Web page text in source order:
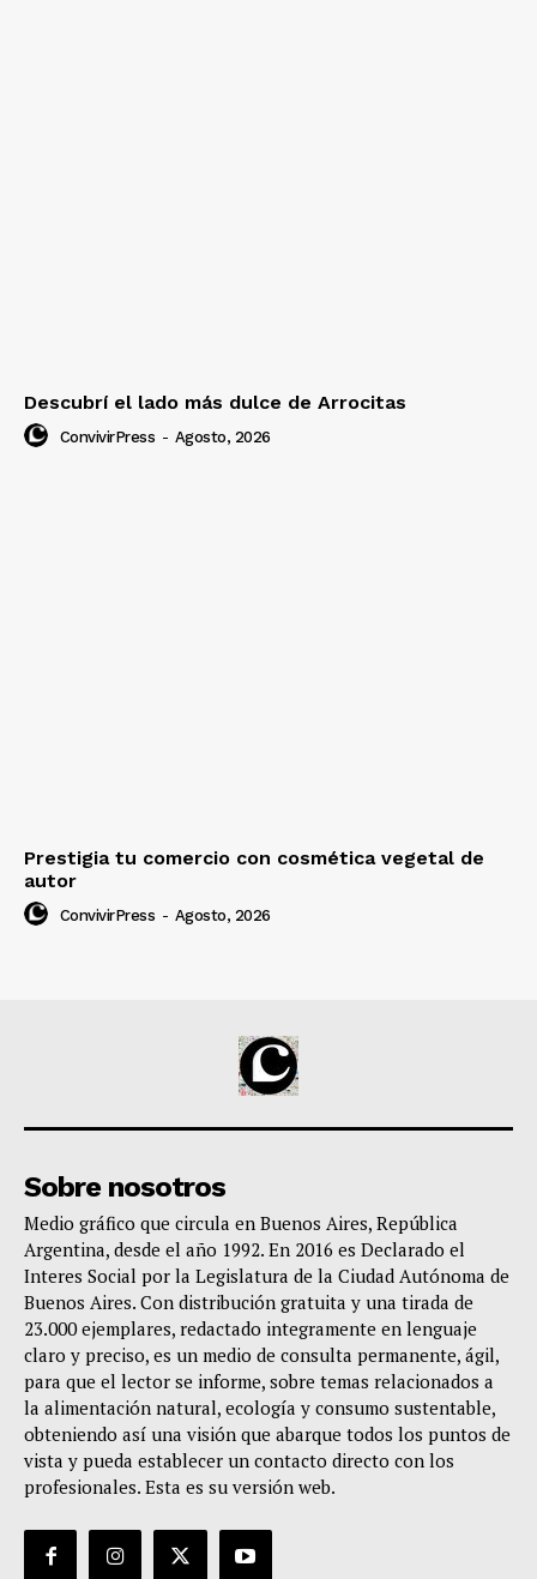
Descubrí el lado más dulce de Arrocitas
ConvivirPress - Agosto, 2026
Prestigia tu comercio con cosmética vegetal de
autor
ConvivirPress - Agosto, 2026
Sobre nosotros
Medio gráfico que circula en Buenos Aires, República
Argentina, desde el año 1992. En 2016 es Declarado el
Interes Social por la Legislatura de la Ciudad Autónoma de
Buenos Aires. Con distribución gratuita y una tirada de
23.000 ejemplares, redactado integramente en lenguaje
claro y preciso, es un medio de consulta permanente, ágil,
para que el lector se informe, sobre temas relacionados a
la alimentación natural, ecología y consumo sustentable,
obteniendo así una visión que abarque todos los puntos de
vista y pueda establecer un contacto directo con los
profesionales. Esta es su versión web.